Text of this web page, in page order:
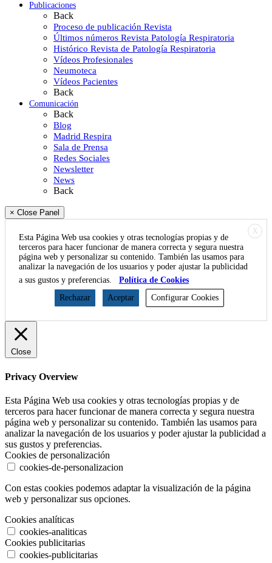
Publicaciones
Back
Proceso de publicación Revista
Últimos números Revista Patología Respiratoria
Histórico Revista de Patología Respiratoria
Vídeos Profesionales
Neumoteca
Vídeos Pacientes
Back
Comunicación
Back
Blog
Madrid Respira
Sala de Prensa
Redes Sociales
Newsletter
News
Back
× Close Panel
X
Esta Página Web usa cookies y otras tecnologías propias y de
terceros para hacer funcionar de manera correcta y segura nuestra
página web y personalizar su contenido. También las usamos para
analizar la navegación de los usuarios y poder ajustar la publicidad
a sus gustos y preferencias.
Política de Cookies
Rechazar
Aceptar Configurar Cookies
Close
Privacy Overview
Esta Página Web usa cookies y otras tecnologías propias y de
terceros para hacer funcionar de manera correcta y segura nuestra
página web y personalizar su contenido. También las usamos para
analizar la navegación de los usuarios y poder ajustar la publicidad a
sus gustos y preferencias.
Cookies de personalización
cookies-de-personalizacion
Con estas cookies podemos adaptar la visualización de la página
web y personalizar sus opciones.
Cookies analíticas
cookies-analiticas
Cookies publicitarias
cookies-publicitarias